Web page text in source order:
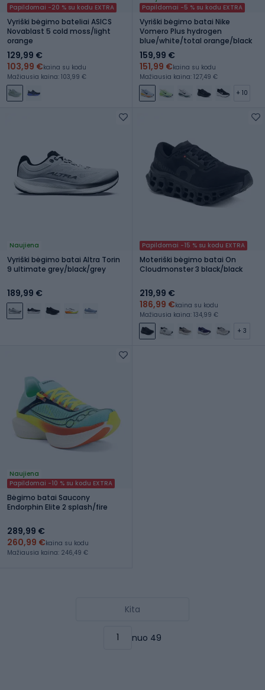
Papildomai -20 % su kodu EXTRA
Vyriški bėgimo bateliai ASICS
Novablast 5 cold moss/light
orange
129,99 €
103,99 €kaina su kodu
Mažiausia kaina: 103,99 €
Papildomai -5 % su kodu EXTRA
Vyriški bėgimo batai Nike
Vomero Plus hydrogen
blue/white/total orange/black
159,99 €
151,99 €kaina su kodu
Mažiausia kaina: 127,49 €
+ 10
Naujiena
Vyriški bėgimo batai Altra Torin
9 ultimate grey/black/grey
189,99 €
Papildomai -15 % su kodu EXTRA
Moteriški bėgimo batai On
Cloudmonster 3 black/black
219,99 €
186,99 €kaina su kodu
Mažiausia kaina: 134,99 €
+ 3
Naujiena
Papildomai -10 % su kodu EXTRA
Bėgimo batai Saucony
Endorphin Elite 2 splash/fire
289,99 €
260,99 €kaina su kodu
Mažiausia kaina: 246,49 €
Kita
nuo 49